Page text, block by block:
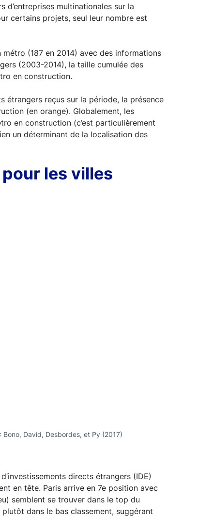
d’entreprises multinationales sur la
certains projets, seul leur nombre est
(187 en 2014) avec des informations
(2003-2014), la taille cumulée des
en construction.
étrangers reçus sur la période, la présence
(en orange). Globalement, les
en construction (c’est particulièrement
un déterminant de la localisation des
les villes
David, Desbordes, et Py (2017)
directs étrangers (IDE)
en tête. Paris arrive en 7e position avec
semblent se trouver dans le top du
dans le bas classement, suggérant